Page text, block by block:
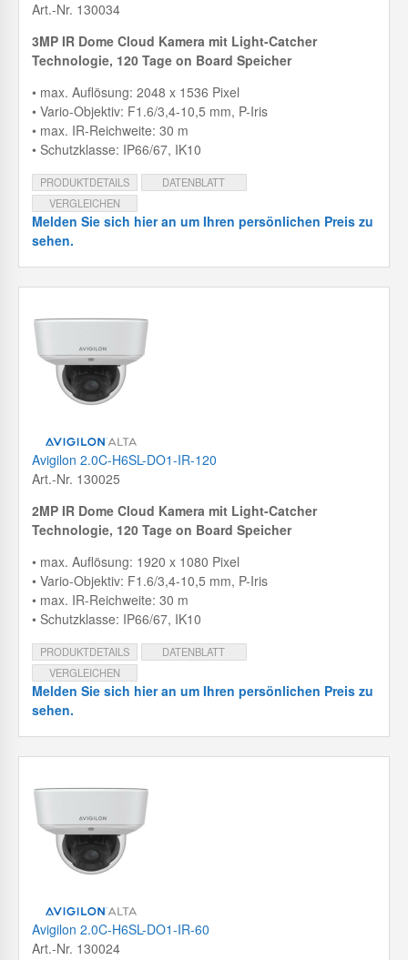
Art.-Nr. 130034
3MP IR Dome Cloud Kamera mit Light-Catcher
Technologie, 120 Tage on Board Speicher
• max. Auflösung: 2048 x 1536 Pixel
• Vario-Objektiv: F1.6/3,4-10,5 mm, P-Iris
• max. IR-Reichweite: 30 m
• Schutzklasse: IP66/67, IK10
PRODUKTDETAILS
DATENBLATT
VERGLEICHEN
Melden Sie sich hier an um Ihren persönlichen Preis zu
sehen.
Avigilon 2.0C-H6SL-DO1-IR-120
Art.-Nr. 130025
2MP IR Dome Cloud Kamera mit Light-Catcher
Technologie, 120 Tage on Board Speicher
• max. Auflösung: 1920 x 1080 Pixel
• Vario-Objektiv: F1.6/3,4-10,5 mm, P-Iris
• max. IR-Reichweite: 30 m
• Schutzklasse: IP66/67, IK10
PRODUKTDETAILS
DATENBLATT
VERGLEICHEN
Melden Sie sich hier an um Ihren persönlichen Preis zu
sehen.
Avigilon 2.0C-H6SL-DO1-IR-60
Art.-Nr. 130024